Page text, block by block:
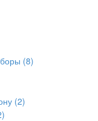
(8)
(2)